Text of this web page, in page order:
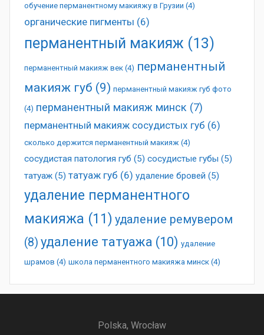
обучение перманентному макияжу в Грузии (4)
органические пигменты (6)
перманентный макияж (13)
перманентный макияж век (4) перманентный
макияж губ (9) перманентный макияж губ фото
(4) перманентный макияж минск (7)
перманентный макияж сосудистых губ (6)
сколько держится перманентный макияж (4)
сосудистая патология губ (5) сосудистые губы (5)
татуаж (5) татуаж губ (6) удаление бровей (5)
удаление перманентного
макияжа (11) удаление ремувером
(8) удаление татуажа (10) удаление
шрамов (4) школа перманентного макияжа минск (4)
Polska, Wrocław